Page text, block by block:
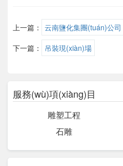
上一篇： 云南鹽化集團(tuán)公司
下一篇：
吊裝現(xiàn)場
服務(wù)項(xiàng)目
雕塑工程
石雕